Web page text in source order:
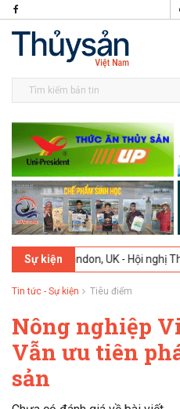
Sự kiện
London, UK - Hội nghị Thượng
Tin tức - Sự kiện Tiêu điểm
Nông nghiệp
Vẫn ưu tiên
sản